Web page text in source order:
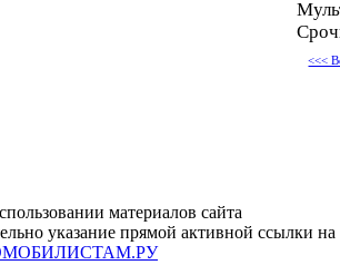
<<<
материалов сайта
указание прямой активной ссылки на